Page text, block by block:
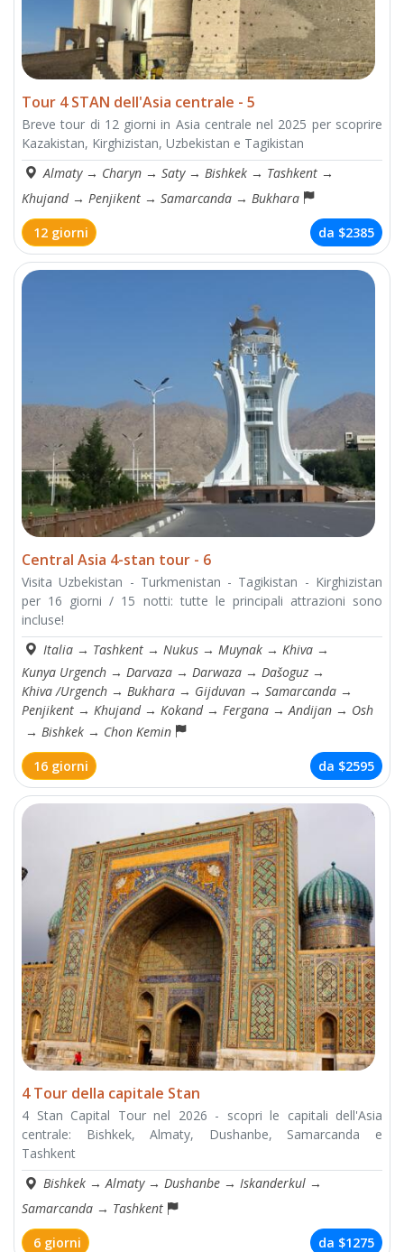
Tour 4 STAN dell'Asia centrale - 5
Breve tour di 12 giorni in Asia centrale nel 2025 per scoprire
Kazakistan, Kirghizistan, Uzbekistan e Tagikistan
Almaty → Charyn → Saty → Bishkek → Tashkent →
Khujand → Penjikent → Samarcanda → Bukhara
12 giorni
da $2385
Central Asia 4-stan tour - 6
Visita Uzbekistan - Turkmenistan - Tagikistan - Kirghizistan
per 16 giorni / 15 notti: tutte le principali attrazioni sono
incluse!
Italia → Tashkent → Nukus → Muynak → Khiva →
Kunya Urgench → Darvaza → Darwaza → Dašoguz →
Khiva /Urgench → Bukhara → Gijduvan → Samarcanda →
Penjikent → Khujand → Kokand → Fergana → Andijan → Osh
→ Bishkek → Chon Kemin
16 giorni
da $2595
4 Tour della capitale Stan
4 Stan Capital Tour nel 2026 - scopri le capitali dell'Asia
centrale: Bishkek, Almaty, Dushanbe, Samarcanda e
Tashkent
Bishkek → Almaty → Dushanbe → Iskanderkul →
Samarcanda → Tashkent
6 giorni
da $1275